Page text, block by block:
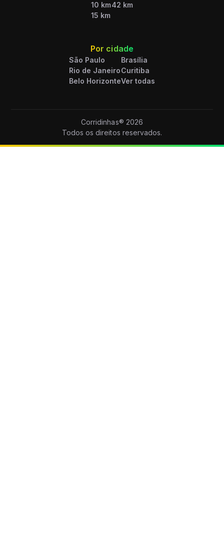
10 km
15 km
42 km
Por cidade
São Paulo
Rio de Janeiro
Belo Horizonte
Brasília
Curitiba
Ver todas
Corridinhas® 2026
Todos os direitos reservados.